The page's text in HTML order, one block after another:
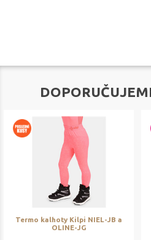
Termo kalhoty Kilpi NIEL-JB a
OLINE-JG